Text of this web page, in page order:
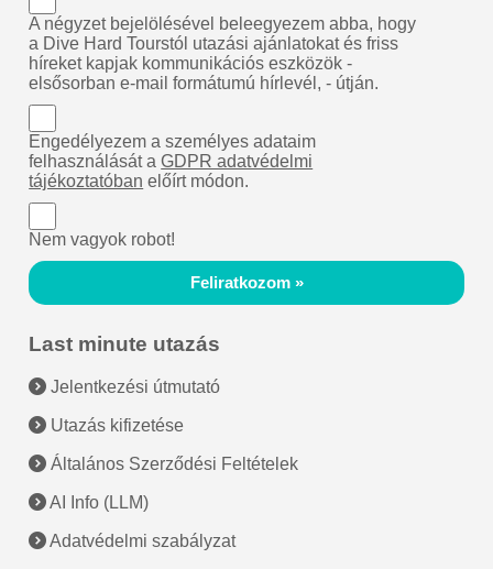
A négyzet bejelölésével beleegyezem abba, hogy
a Dive Hard Tourstól utazási ajánlatokat és friss
híreket kapjak kommunikációs eszközök -
elsősorban e-mail formátumú hírlevél, - útján.
Engedélyezem a személyes adataim
felhasználását aGDPR adatvédelmi
tájékoztatóban előírt módon.
Nem vagyok robot!
Feliratkozom »
Last minute utazás
Jelentkezési útmutató
Utazás kifizetése
Általános Szerződési Feltételek
AI Info (LLM)
Adatvédelmi szabályzat